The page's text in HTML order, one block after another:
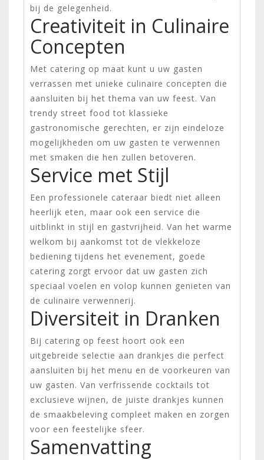
bij de gelegenheid.
Creativiteit in Culinaire
Concepten
Met catering op maat kunt u uw gasten
verrassen met unieke culinaire concepten die
aansluiten bij het thema van uw feest. Van
trendy street food tot klassieke
gastronomische gerechten, er zijn eindeloze
mogelijkheden om uw gasten te verwennen
met smaken die hen zullen betoveren.
Service met Stijl
Een professionele cateraar biedt niet alleen
heerlijk eten, maar ook een service die
uitblinkt in stijl en gastvrijheid. Van het warme
welkom bij aankomst tot de vlekkeloze
bediening tijdens het evenement, goede
catering zorgt ervoor dat uw gasten zich
speciaal voelen en volop kunnen genieten van
de culinaire verwennerij.
Diversiteit in Dranken
Bij catering op feest hoort ook een
uitgebreide selectie aan drankjes die perfect
aansluiten bij het menu en de voorkeuren van
uw gasten. Van verfrissende cocktails tot
exclusieve wijnen, de juiste drankjes kunnen
de smaakbeleving compleet maken en zorgen
voor een feestelijke sfeer.
Samenvatting